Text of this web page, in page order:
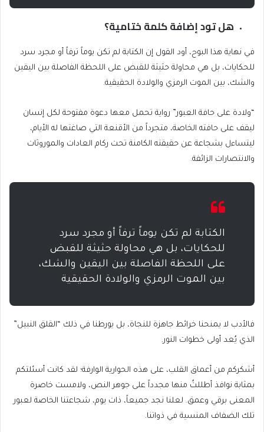
هل تود إضافة كلمة ختامية؟
في نهاية هذا البوح، أود القول إن الكتابة لم تكن يوماً ترفاً أو مجرد سرد
للحكايات، بل هي محاولة حثيثة للقبض على اللحظة الفاصلة بين اليقين
والشك، بين الموت الرمزي والولادة الحقيقية.
“ولادة على حافة العبور” رواية تحمل معها دعوة مفتوحة لكل إنسان
ليقف على حافته الخاصة، متجرداً من الأقنعة التي صاغتها له الأيام،
ليتساءل بشجاعة عن حقيقته الكامنة تحت ركام العادات والموروثات
والانتصارات الزائفة.
الكتابة لم تكن يوماً ترفاً أو مجرد سرد
للحكايات، بل هي محاولة حثيثة للقبض
على اللحظة الفاصلة بين اليقين والشك،
بين الموت الرمزي والولادة الحقيقية
فالأدب لا يمنحنا خرائط جاهزة للنجاة، بل يورطنا في ذلك “القلق النبيل”
الذي يُعد أولى خطوات النور.
أشكركم من أعماق القلب، على هذه الحوارية الوارفة؛ لقد كانت أسئلتكم
بمثابة نوافذ أطللتُ منها مجدداً على جوهر النص، ولامست خاصرة
المعنى برقي وعمق. لعلنا نجد جميعاً، ذات يوم، شجاعتنا الخاصة لعبور
تلك الضفاف المنسية في ذواتنا.